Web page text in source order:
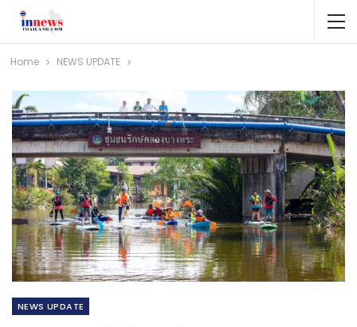
Home NEWS​ UPDATE
NEWS​ UPDATE